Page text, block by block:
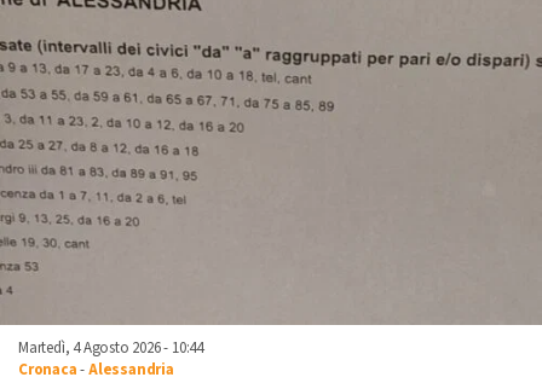
Martedì, 4 Agosto 2026 - 10:44
Cronaca-Alessandria